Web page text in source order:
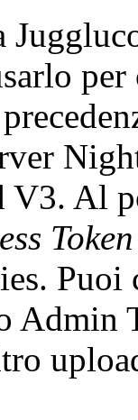
V3. Al
Token
Admin